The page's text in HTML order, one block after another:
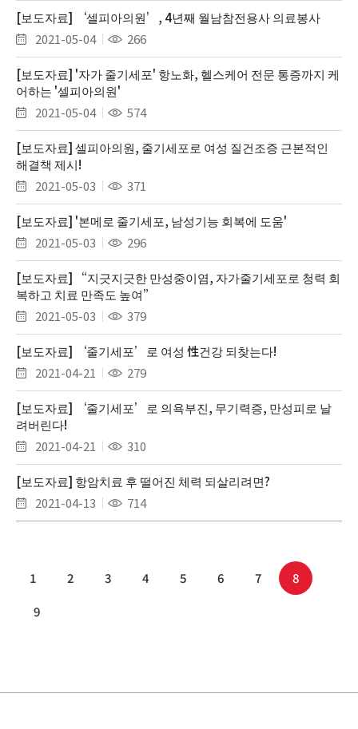
[보도자료] ‘셀피아의원’, 4년째 월남참전용사 의료봉사
2021-05-04
266
[보도자료] '자가 줄기세포' 항노화, 헬스케어 전문 통증까지 케
어하는 '셀피아의원'
2021-05-04
574
[보도자료] 셀피아의원, 줄기세포로 여성 질건조증 근본적인
해결책 제시!
2021-05-03
371
[보도자료] '본메로 줄기세포, 남성기능 회복에 도움'
2021-05-03
296
[보도자료] “지긋지긋한 만성중이염, 자가줄기세포로 청력 회
복하고 치료 만족도 높여”
2021-05-03
379
[보도자료] ‘줄기세포’로 여성 性건강 되찾는다!
2021-04-21
279
[보도자료] ‘줄기세포’로 의욕부진, 무기력증, 만성피로 날
려버린다!
2021-04-21
310
[보도자료] 항암치료 후 떨어진 체력 되살리려면?
2021-04-13
714
1 2 3 4 5 6 7
8
9